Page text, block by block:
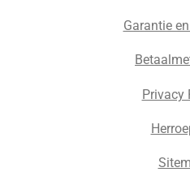
Garantie
Privacy